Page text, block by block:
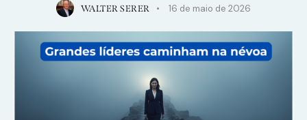
WALTER SERER 16 de maio de 2026